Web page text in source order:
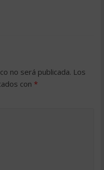
no será publicada. Los
con *